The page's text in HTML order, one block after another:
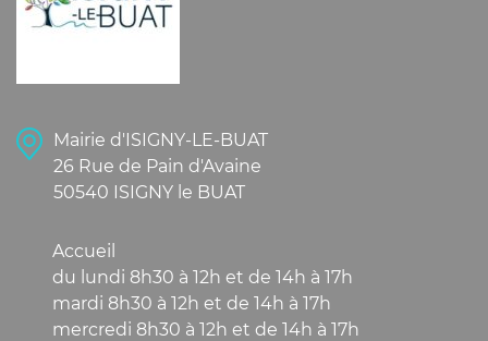
Mairie d'ISIGNY-LE-BUAT
26 Rue de Pain d'Avaine
50540 ISIGNY le BUAT
Accueil
du lundi 8h30 à 12h et de 14h à 17h
mardi 8h30 à 12h et de 14h à 17h
mercredi 8h30 à 12h et de 14h à 17h